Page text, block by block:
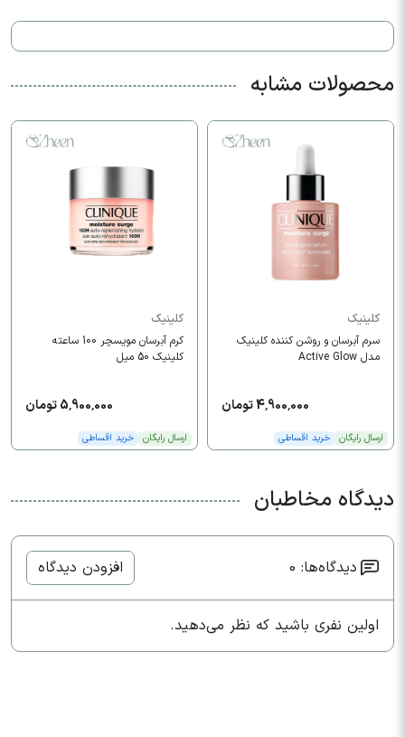
محصولات مشابه
کلینیک
سرم آبرسان و روشن کننده کلینیک
مدل Active Glow
4,900,000 تومان
ارسال رایگان خرید اقساطی
کلینیک
کرم آبرسان مویسچر 100 ساعته
کلینیک 50 میل
5,900,000 تومان
ارسال رایگان خرید اقساطی
دیدگاه مخاطبان
دیدگاه‌ها: 0 افزودن دیدگاه
اولین نفری باشید که نظر می‌دهید.